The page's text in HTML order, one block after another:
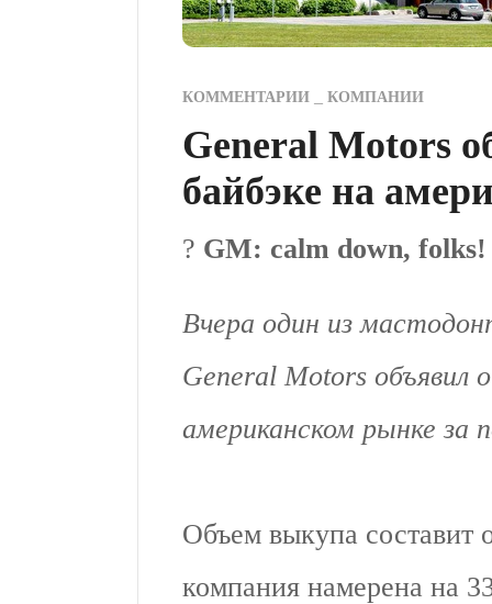
КОММЕНТАРИИ КОМПАНИИ
General Motors
байбэке на
? GM: calm down, folks!
Вчера один из
General Motors объявил
американском рынке за
Объем выкупа составит
компания намерена на